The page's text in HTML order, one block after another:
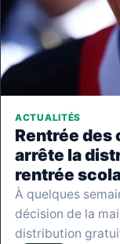
ACTUALITÉS
Rentrée des
arrête la
rentrée
À quelques
décision de la
distribution